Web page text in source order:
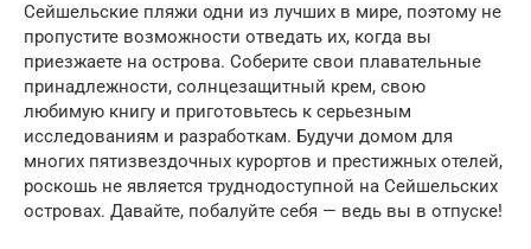
Сейшельские пляжи одни из лучших в мире, поэтому не
пропустите возможности отведать их, когда вы
приезжаете на острова. Соберите свои плавательные
принадлежности, солнцезащитный крем, свою
любимую книгу и приготовьтесь к серьезным
исследованиям и разработкам. Будучи домом для
многих пятизвездочных курортов и престижных отелей,
роскошь не является труднодоступной на Сейшельских
островах. Давайте, побалуйте себя — ведь вы в отпуске!